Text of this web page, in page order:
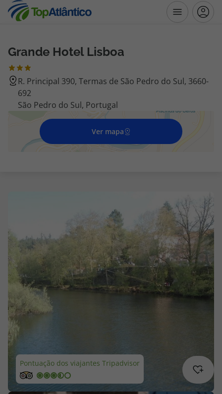
Destinos
Voos
Hotéis
Voos + Hotel
Cruzeiros
Promoções
Especialistas
Cheque Viagem
Rede de Lojas
Blog TopViagens
Grande Hotel Lisboa
R. Principal 390, Termas de São Pedro do Sul, 3660-
692
São Pedro do Sul, Portugal
Ver mapa
Pontuação dos viajantes Tripadvisor